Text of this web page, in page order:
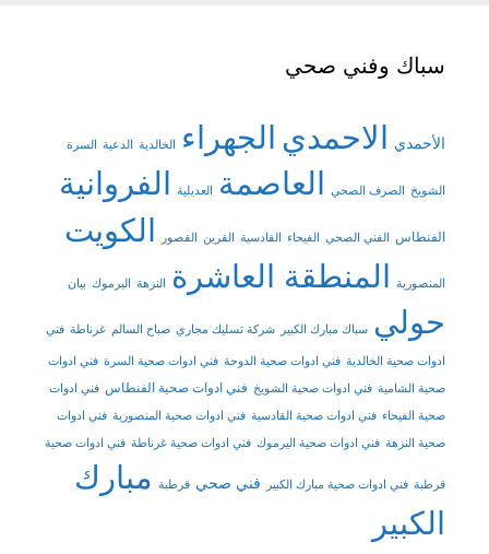
سباك وفني صحي
الأحمدي الاحمدي الجهراء الخالدية الدعية السرة
الشويخ الصرف الصحي العاصمة العديلية الفروانية
الفنطاس الفني الصحي الفيحاء القادسية القرين القصور الكويت
المنصورية المنطقة العاشرة النزهة اليرموك بيان
حولي سباك مبارك الكبير شركة تسليك مجاري صباح السالم غرناطة فني
ادوات صحية الخالدية فني ادوات صحية الدوحة فني ادوات صحية السرة فني ادوات
صحية الشامية فني ادوات صحية الشويخ فني ادوات صحية الفنطاس فني ادوات
صحية الفيحاء فني ادوات صحية القادسية فني ادوات صحية المنصورية فني ادوات
صحية النزهة فني ادوات صحية اليرموك فني ادوات صحية غرناطة فني ادوات صحية
قرطبة فني ادوات صحية مبارك الكبير فني صحي قرطبة مبارك
الكبير